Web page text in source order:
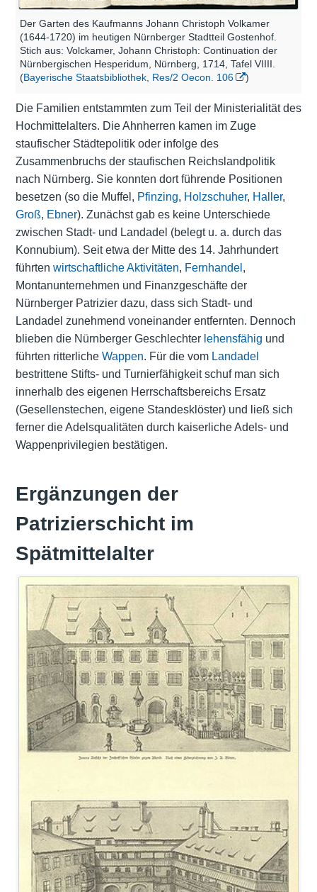
Der Garten des Kaufmanns Johann Christoph Volkamer
(1644-1720) im heutigen Nürnberger Stadtteil Gostenhof.
Stich aus: Volckamer, Johann Christoph: Continuation der
Nürnbergischen Hesperidum, Nürnberg, 1714, Tafel VIIII.
(Bayerische Staatsbibliothek, Res/2 Oecon. 106 )
Die Familien entstammten zum Teil der Ministerialität des
Hochmittelalters. Die Ahnherren kamen im Zuge
staufischer Städtepolitik oder infolge des
Zusammenbruchs der staufischen Reichslandpolitik
nach Nürnberg. Sie konnten dort führende Positionen
besetzen (so die Muffel, Pfinzing, Holzschuher, Haller,
Groß, Ebner). Zunächst gab es keine Unterschiede
zwischen Stadt- und Landadel (belegt u. a. durch das
Konnubium). Seit etwa der Mitte des 14. Jahrhundert
führten wirtschaftliche Aktivitäten, Fernhandel ,
Montanunternehmen und Finanzgeschäfte der
Nürnberger Patrizier dazu, dass sich Stadt- und
Landadel zunehmend voneinander entfernten. Dennoch
blieben die Nürnberger Geschlechter lehensfähig und
führten ritterliche Wappen. Für die vom Landadel
bestrittene Stifts- und Turnierfähigkeit schuf man sich
innerhalb des eigenen Herrschaftsbereichs Ersatz
(Gesellenstechen, eigene Standesklöster) und ließ sich
ferner die Adelsqualitäten durch kaiserliche Adels- und
Wappenprivilegien bestätigen.
Ergänzungen der
Patrizierschicht im
Spätmittelalter